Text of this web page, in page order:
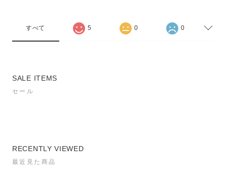
すべて 5 0 0
SALE ITEMS
セール
RECENTLY VIEWED
最近見た商品